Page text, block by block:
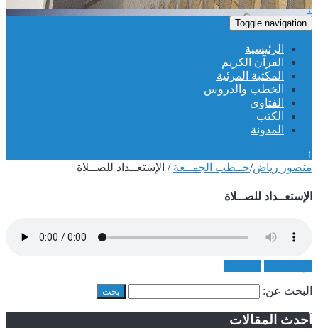
↓
Toggle navigation
الرئيسية
القرآن الكريم
المكتبة المرئية
الخطب والدروس
الفتاوى
الكتب
المدونة
↑
منصور رياض/خــطب الجمــعة / الإستعــداد للصــلاة
الإستعــداد للصــلاة
البحث عن:
أحدث المقالات